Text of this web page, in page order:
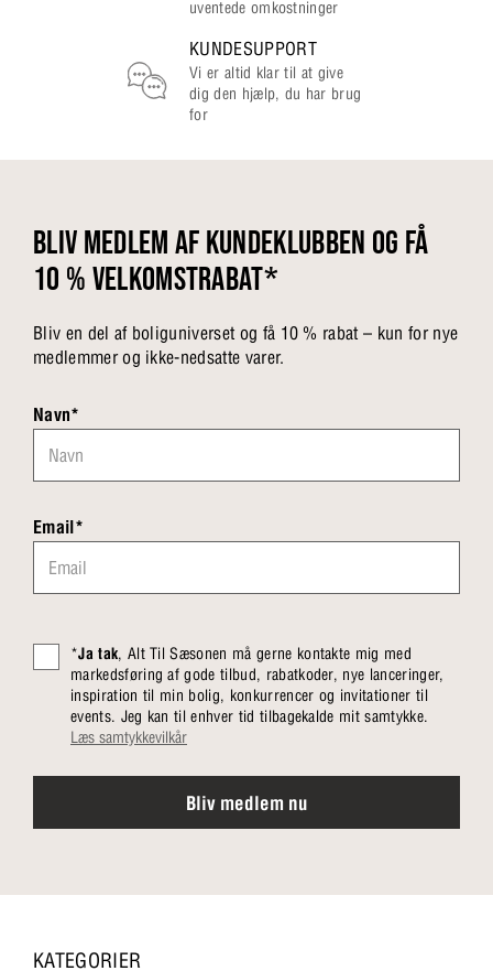
uventede omkostninger
KUNDESUPPORT
Vi er altid klar til at give
dig den hjælp, du har brug
for
BLIV MEDLEM AF KUNDEKLUBBEN OG FÅ
10 % VELKOMSTRABAT*
Bliv en del af boliguniverset og få 10 % rabat – kun for nye
medlemmer og ikke-nedsatte varer.
Navn*
Email*
*Ja tak, Alt Til Sæsonen må gerne kontakte mig med
markedsføring af gode tilbud, rabatkoder, nye lanceringer,
inspiration til min bolig, konkurrencer og invitationer til
events. Jeg kan til enhver tid tilbagekalde mit samtykke.
Læs samtykkevilkår
Bliv medlem nu
KATEGORIER